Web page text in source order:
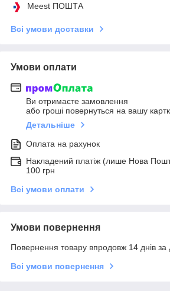
Meest ПОШТА
Всі умови доставки
Умови оплати
Ви отримаєте замовлення
або гроші повернуться на вашу
Детальніше
Оплата на рахунок
Накладений платіж (лише Нова
100 грн
Всі умови оплати
Умови повернення
Повернення товару впродовж 14 днів за
Всі умови повернення